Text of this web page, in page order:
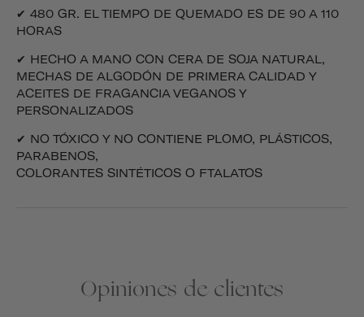
✔ 480 GR. EL TIEMPO DE QUEMADO ES DE 90 A 110
HORAS
✔ HECHO A MANO CON CERA DE SOJA NATURAL,
MECHAS DE ALGODÓN DE PRIMERA CALIDAD Y
ACEITES DE FRAGANCIA VEGANOS Y
PERSONALIZADOS
✔ NO TÓXICO Y NO CONTIENE PLOMO, PLÁSTICOS,
PARABENOS,
COLORANTES SINTÉTICOS O FTALATOS
Opiniones de clientes